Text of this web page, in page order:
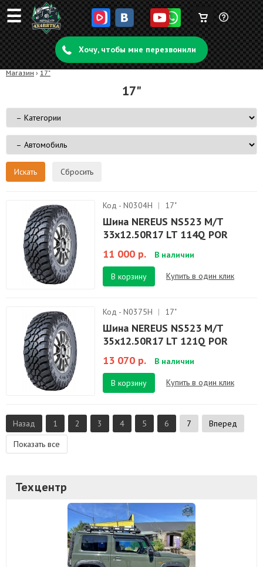
☰ Задать
вопрос
Корзина
пуста
Хочу, чтобы мне перезвонили
Магазин › 17"
17"
Сбросить
Код - N0304H | 17"
Шина NEREUS NS523 M/T
33x12.50R17 LT 114Q POR
11 000 р.
В наличии
В корзину Купить в один клик
Код - N0375H | 17"
Шина NEREUS NS523 M/T
35x12.50R17 LT 121Q POR
13 070 р.
В наличии
В корзину Купить в один клик
Назад 1 2 3 4 5 6 7
Вперед
Показать все
Техцентр